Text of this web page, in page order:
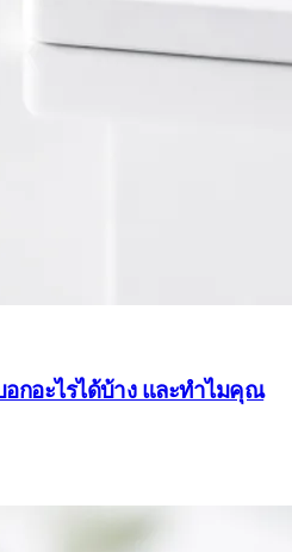
อกอะไรได้บ้าง และทำไมคุณ